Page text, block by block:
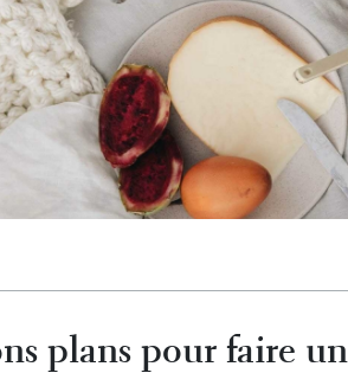
plans pour faire